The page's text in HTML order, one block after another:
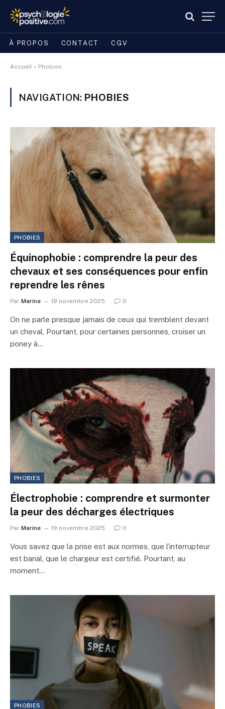
À PROPOS CONTACT CGV
Accueil » Phobies
NAVIGATION: PHOBIES
PHOBIES
Équinophobie : comprendre la peur des
chevaux et ses conséquences pour enfin
reprendre les rênes
Par Marine 19 novembre 2025 0
On ne parle presque jamais de ceux qui tremblent devant
un cheval. Pourtant, pour certaines personnes, croiser un
poney à…
PHOBIES
Électrophobie : comprendre et surmonter
la peur des décharges électriques
Par Marine 19 novembre 2025 0
Vous savez que la prise est aux normes, que l’interrupteur
est banal, que le chargeur est certifié. Pourtant, au
moment…
PHOBIES